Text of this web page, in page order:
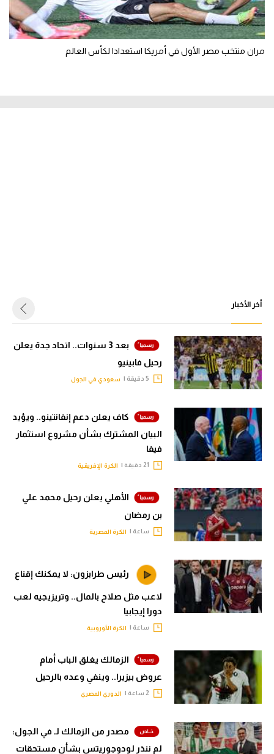
مران منتخب مصر الأول في أمريكا استعدادا لكأس العالم
أخر الأخبار
بعد 3 سنوات.. اتحاد جدة يعلن
رحيل فابينيو
سعودي في الجول
كاف يعلن دعم إنفانتينو.. ويؤيد
البيان المشترك بشأن مشروع استثمار
فيفا
الكرة الإفريقية
الأهلي يعلن رحيل محمد علي
بن رمضان
ساعة | الكرة المصرية
رئيس طرابزون: لا يمكنك إقناع
لاعب مثل صلاح بالمال.. وتريزيجيه لعب
دورا إيجابيا
ساعة | الكرة الأوروبية
الزمالك يغلق الباب أمام
عروض بيزيرا.. وينفي وعده بالرحيل
الدوري المصري
مصدر من الزمالك لـ في الجول:
لم ننذر لودوجوريتس بشأن مستحقات